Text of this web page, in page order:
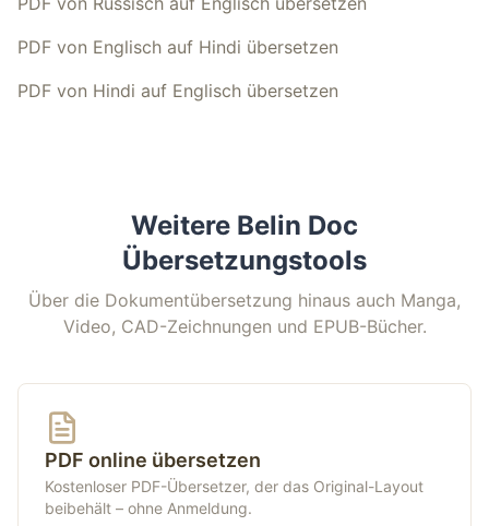
PDF von Englisch auf Hindi übersetzen
PDF von Hindi auf Englisch übersetzen
Weitere Belin Doc
Übersetzungstools
Über die Dokumentübersetzung hinaus auch Manga,
Video, CAD-Zeichnungen und EPUB-Bücher.
PDF online übersetzen
Kostenloser PDF-Übersetzer, der das Original-Layout
beibehält – ohne Anmeldung.